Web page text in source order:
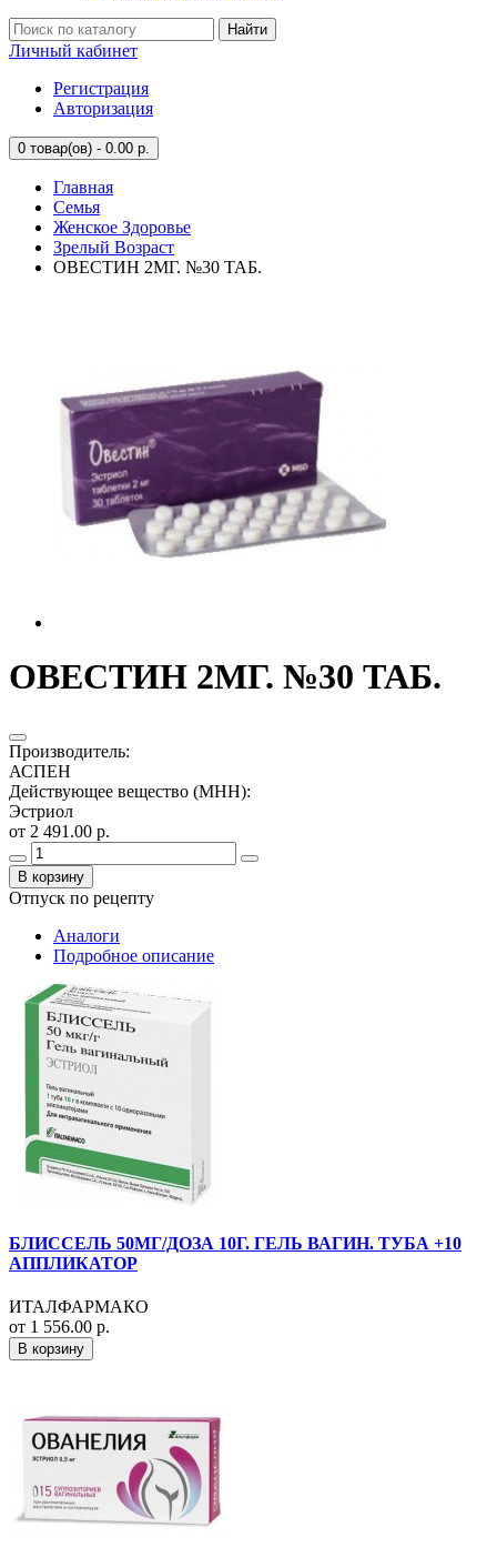
Найти
Личный кабинет
Регистрация
Авторизация
0 товар(ов) - 0.00 р.
Главная
Семья
Женское Здоровье
Зрелый Возраст
ОВЕСТИН 2МГ. №30 ТАБ.
ОВЕСТИН 2МГ. №30 ТАБ.
Производитель:
АСПЕН
Действующее вещество (МНН):
Эстриол
от 2 491.00 р.
В корзину
Отпуск по рецепту
Аналоги
Подробное описание
БЛИССЕЛЬ 50МГ/ДОЗА 10Г. ГЕЛЬ ВАГИН. ТУБА +10
АППЛИКАТОР
ИТАЛФАРМАКО
от 1 556.00 р.
В корзину